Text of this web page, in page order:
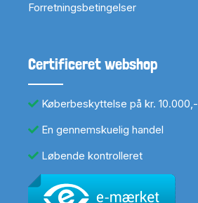
Forretningsbetingelser
Certificeret webshop
Køberbeskyttelse på kr. 10.000,-
En gennemskuelig handel
Løbende kontrolleret